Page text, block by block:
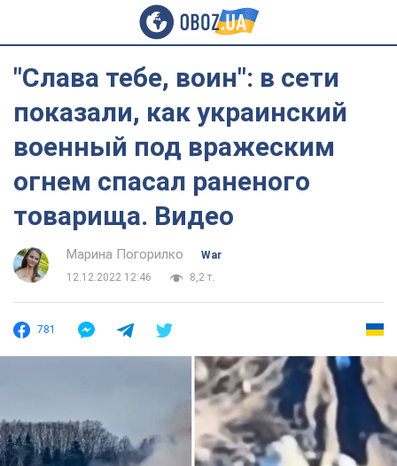
"Слава тебе, воин": в сети
показали, как украинский
военный под вражеским
огнем спасал раненого
товарища. Видео
Марина Погорилко
War
12.12.2022 12:46
8,2 т.
781